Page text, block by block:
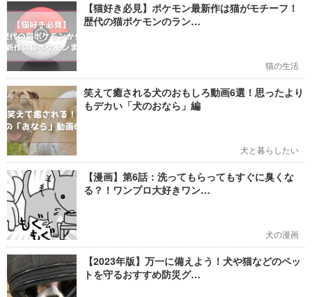
【猫好き必見】ポケモン最新作は猫がモチーフ！
歴代の猫ポケモンのラン…
猫の生活
笑えて癒される犬のおもしろ動画6選！思ったより
もデカい「犬のおなら」編
犬と暮らしたい
【漫画】第6話：洗ってもらってもすぐに臭くな
る？！ワンプロ大好きワン…
犬の漫画
【2023年版】万一に備えよう！犬や猫などのペッ
トを守るおすすめ防災グ…